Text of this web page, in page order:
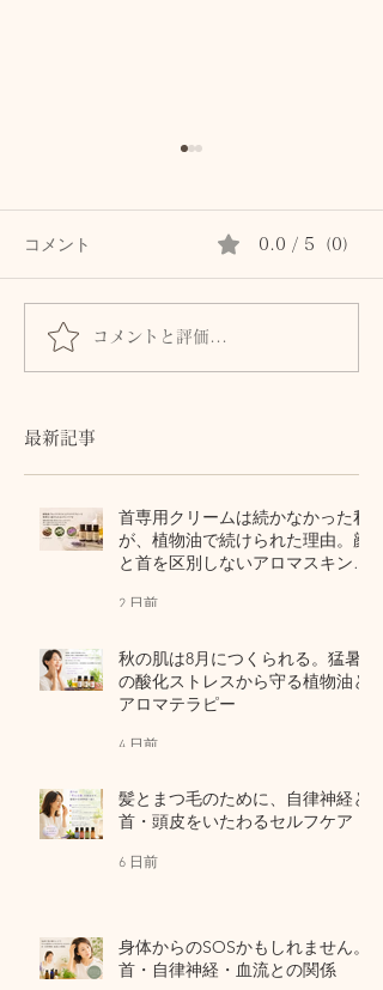
自力ケアの「死角」を紐
解く
コメント 0.0 / 5（0）
コメントと評価...
最新記事
首専用クリームは続かなかった私
が、植物油で続けられた理由。顔
と首を区別しないアロマスキンケ
2 日前
秋の肌は8月につくられる。猛暑
の酸化ストレスから守る植物油と
アロマテラピー
4 日前
髪とまつ毛のために、自律神経と
首・頭皮をいたわるセルフケア
6 日前
身体からのSOSかもしれません。
首・自律神経・血流との関係